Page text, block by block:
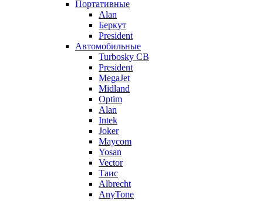
Портативные
Alan
Беркут
President
Автомобильные
Turbosky CB
President
MegaJet
Midland
Optim
Alan
Intek
Joker
Maycom
Yosan
Vector
Таис
Albrecht
AnyTone